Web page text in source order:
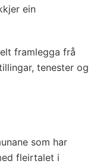
ein
framlegga frå
tenester og
som har
fleirtalet i